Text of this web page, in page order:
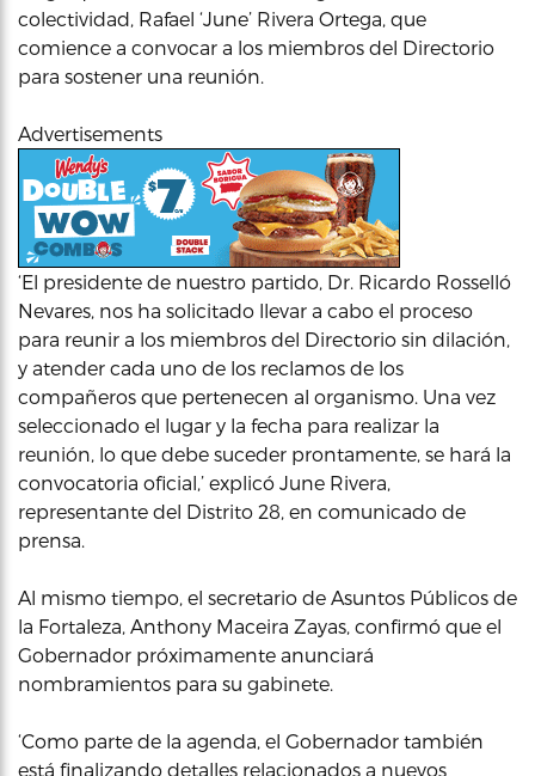
colectividad, Rafael ‘June’ Rivera Ortega, que
comience a convocar a los miembros del Directorio
para sostener una reunión.
Advertisements
‘El presidente de nuestro partido, Dr. Ricardo Rosselló
Nevares, nos ha solicitado llevar a cabo el proceso
para reunir a los miembros del Directorio sin dilación,
y atender cada uno de los reclamos de los
compañeros que pertenecen al organismo. Una vez
seleccionado el lugar y la fecha para realizar la
reunión, lo que debe suceder prontamente, se hará la
convocatoria oficial,’ explicó June Rivera,
representante del Distrito 28, en comunicado de
prensa.
Al mismo tiempo, el secretario de Asuntos Públicos de
la Fortaleza, Anthony Maceira Zayas, confirmó que el
Gobernador próximamente anunciará
nombramientos para su gabinete.
‘Como parte de la agenda, el Gobernador también
está finalizando detalles relacionados a nuevos